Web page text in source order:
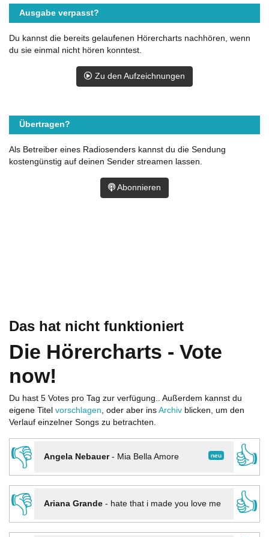
Das hat nicht funktioniert
Die Hörercharts - Vote
now!
Du hast 5 Votes pro Tag zur verfügung.. Außerdem kannst du
eigene Titel vorschlagen, oder aber ins Archiv blicken, um den
Verlauf einzelner Songs zu betrachten.
👎 neu
Angela Nebauer- Mia Bella Amore
👍
👎
Ariana Grande- hate that i made you love me
👍
Ausgabe verpasst?
Du kannst die bereits gelaufenen Hörercharts nachhören, wenn
du sie einmal nicht hören konntest.
Zu den Aufzeichnungen
Übertragen?
Als Betreiber eines Radiosenders kannst du die Sendung
kostengünstig auf deinen Sender streamen lassen.
Abonnieren